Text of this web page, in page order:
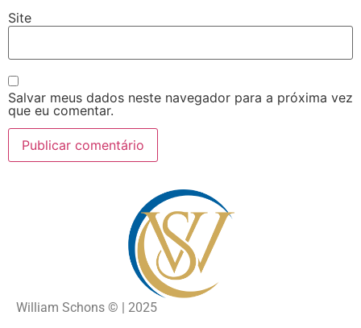
Site
Salvar meus dados neste navegador para a próxima vez
que eu comentar.
William Schons © | 2025